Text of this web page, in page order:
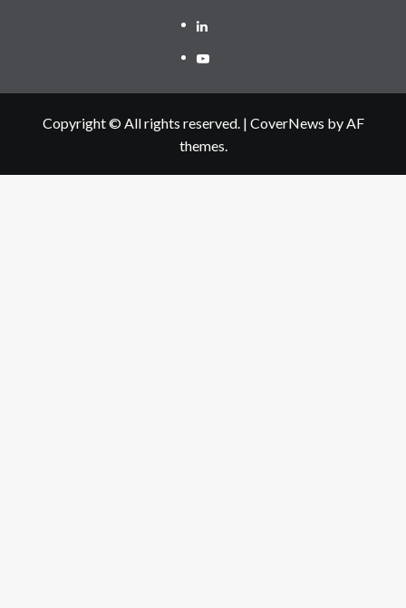
Linkedin
Youtube
Copyright © All rights reserved. | CoverNews by AF
themes.